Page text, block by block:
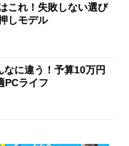
これ！失敗しない選び
しモデル
なに違う！予算10万円
PCライフ